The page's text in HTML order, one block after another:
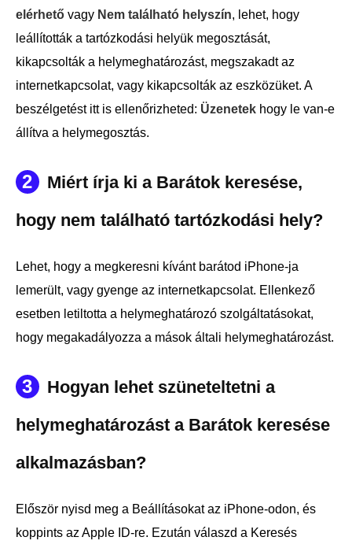
elérhető vagy Nem található helyszín, lehet, hogy
leállították a tartózkodási helyük megosztását,
kikapcsolták a helymeghatározást, megszakadt az
internetkapcsolat, vagy kikapcsolták az eszközüket. A
beszélgetést itt is ellenőrizheted: Üzenetek hogy le van-e
állítva a helymegosztás.
2
Miért írja ki a Barátok keresése,
hogy nem található tartózkodási hely?
Lehet, hogy a megkeresni kívánt barátod iPhone-ja
lemerült, vagy gyenge az internetkapcsolat. Ellenkező
esetben letiltotta a helymeghatározó szolgáltatásokat,
hogy megakadályozza a mások általi helymeghatározást.
3
Hogyan lehet szüneteltetni a
helymeghatározást a Barátok keresése
alkalmazásban?
Először nyisd meg a Beállításokat az iPhone-odon, és
koppints az Apple ID-re. Ezután válaszd a Keresés